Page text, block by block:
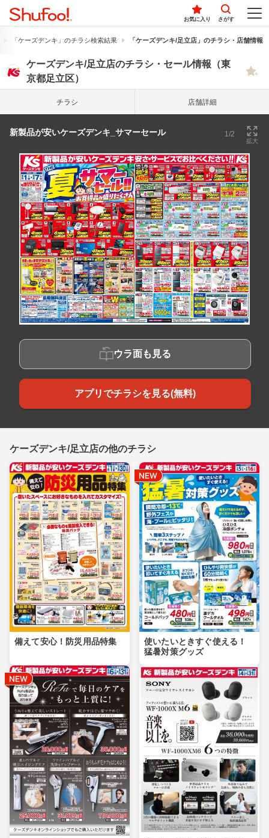
お気に入り さがす
「ケーズデンキ」のチラシ検索結果 「ケーズデンキ/足立店」のチラシ・店舗情報
ケーズデンキ/足立店のチラシ・セール情報（東
京都足立区）
チラシ 店舗詳細
新製品が安いケーズデンキ_サマーセール 1/2
拡大
ウラ面も見る
アプリでチラシを見る(無料)
ケーズデンキ/足立店の他のチラシ
備えて安心！防災用品特集
使いたいときすぐ使える！
猛暑対策グッズ